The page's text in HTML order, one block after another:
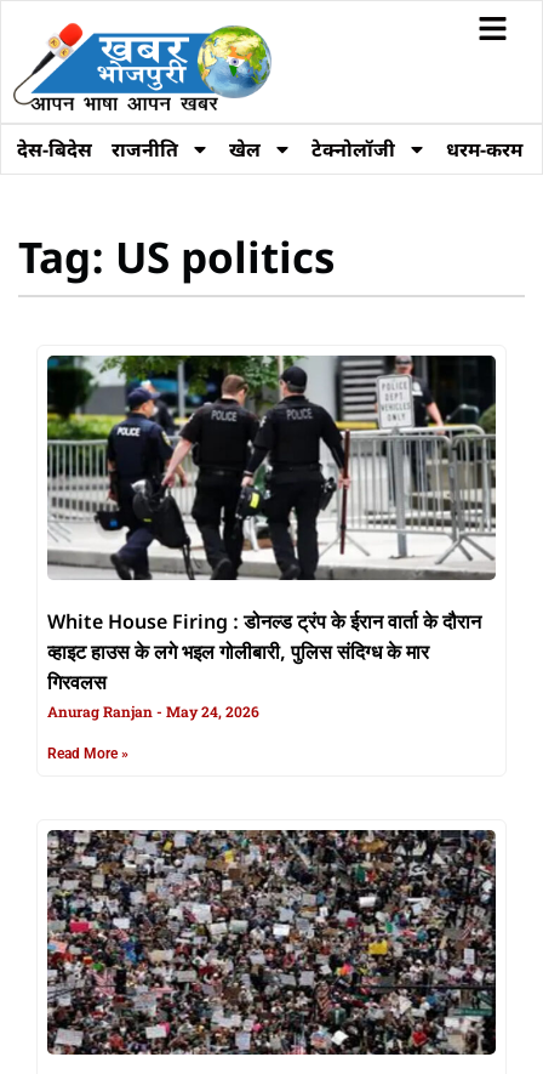
देस-बिदेस राजनीति खेल टेक्नोलॉजी धरम-करम
Tag: US politics
White House Firing : डोनल्ड ट्रंप के ईरान वार्ता के दौरान
व्हाइट हाउस के लगे भइल गोलीबारी, पुलिस संदिग्ध के मार
गिरवलस
Anurag Ranjan May 24, 2026
Read More »